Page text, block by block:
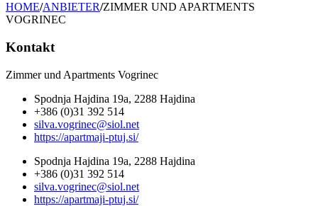
HOME/ANBIETER/ZIMMER UND APARTMENTS
VOGRINEC
Kontakt
Zimmer und Apartments Vogrinec
Spodnja Hajdina 19a, 2288 Hajdina
+386 (0)31 392 514
silva.vogrinec@siol.net
https://apartmaji-ptuj.si/
Spodnja Hajdina 19a, 2288 Hajdina
+386 (0)31 392 514
silva.vogrinec@siol.net
https://apartmaji-ptuj.si/